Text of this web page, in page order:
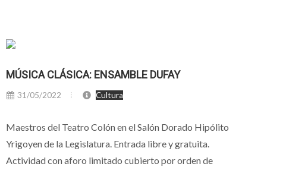
MÚSICA CLÁSICA: ENSAMBLE DUFAY
31/05/2022 Cultura
Maestros del Teatro Colón en el Salón Dorado Hipólito
Yrigoyen de la Legislatura. Entrada libre y gratuita.
Actividad con aforo limitado cubierto por orden de